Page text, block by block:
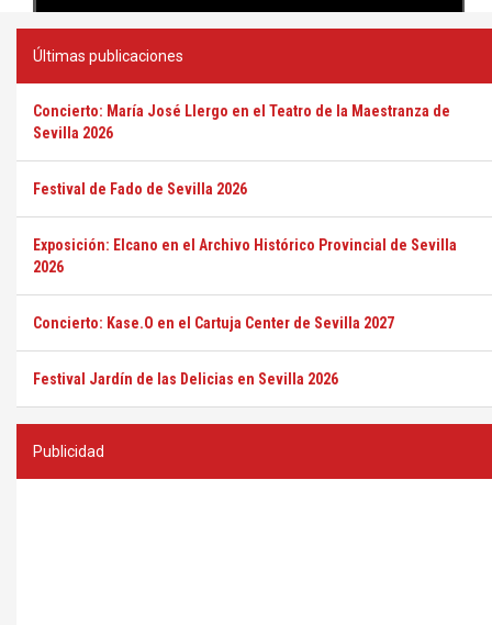
Últimas publicaciones
Concierto: María José Llergo en el Teatro de la Maestranza de
Sevilla 2026
Festival de Fado de Sevilla 2026
Exposición: Elcano en el Archivo Histórico Provincial de Sevilla
2026
Concierto: Kase.O en el Cartuja Center de Sevilla 2027
Festival Jardín de las Delicias en Sevilla 2026
Publicidad